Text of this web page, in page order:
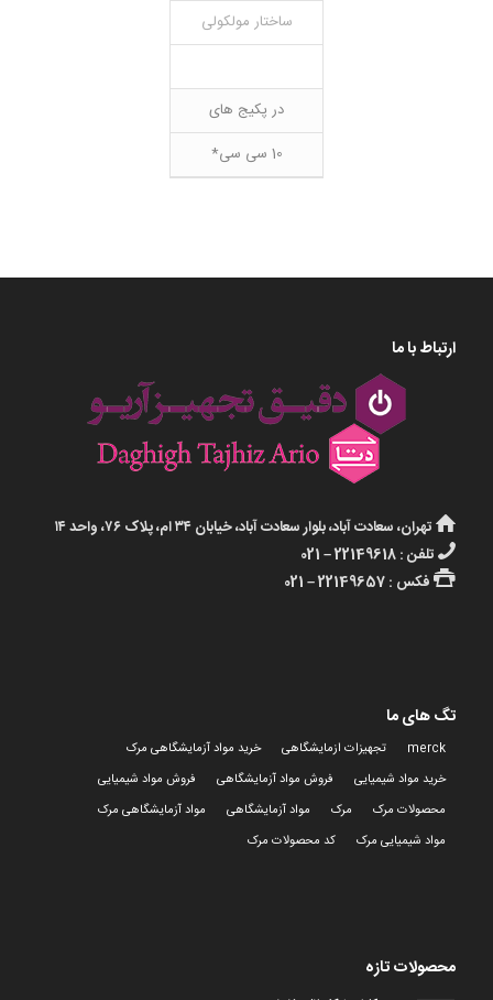
ساختار مولکولی
در پکیج های
10 سی سی*
ارتباط با ما
تهران، سعادت آباد، بلوار سعادت آباد، خیابان ۳۴ ام، پلاک ۷۶، واحد ۱۴
تلفن : 22149618 – 021
فکس : 22149657 – 021
تگ های ما
merck تجهیزات ازمایشگاهی
خرید مواد آزمایشگاهی مرک
خرید مواد شیمیایی
فروش مواد آزمایشگاهی
فروش مواد شیمیایی
محصولات مرک
مرک مواد آزمایشگاهی
مواد آزمایشگاهی مرک
مواد شیمیایی مرک
کد محصولات مرک
محصولات تازه